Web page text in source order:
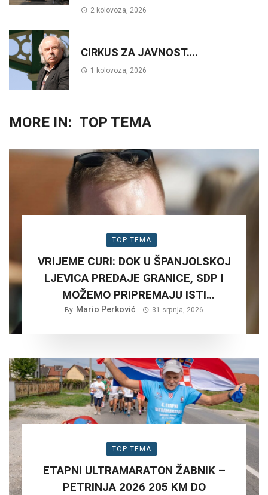
2 kolovoza, 2026
CIRKUS ZA JAVNOST….
1 kolovoza, 2026
MORE IN: TOP TEMA
TOP TEMA
VRIJEME CURI: DOK U ŠPANJOLSKOJ
LJEVICA PREDAJE GRANICE, SDP I
MOŽEMO PRIPREMAJU ISTI
SCENARIJ ZA HRVATSKU….
By Mario Perković 31 srpnja, 2026
TOP TEMA
ETAPNI ULTRAMARATON ŽABNIK –
PETRINJA 2026 205 KM DO